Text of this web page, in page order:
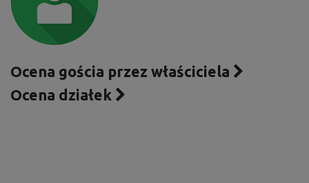
Ocena gościa przez właściciela
Ocena działek